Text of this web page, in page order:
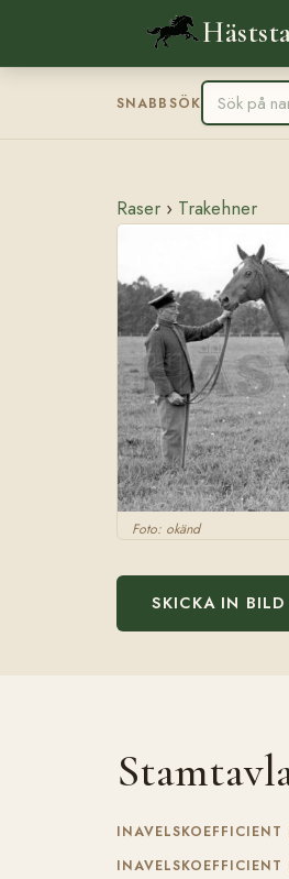
SNABBSÖK
Raser › Trakehner
Foto: okänd
SKICKA IN BILD
INAVELSKOEFFICIENT